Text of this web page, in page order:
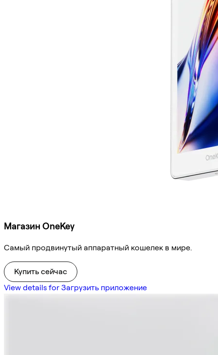
Магазин OneKey
Самый продвинутый аппаратный кошелек в мире.
Купить сейчас
View details for Загрузить приложение